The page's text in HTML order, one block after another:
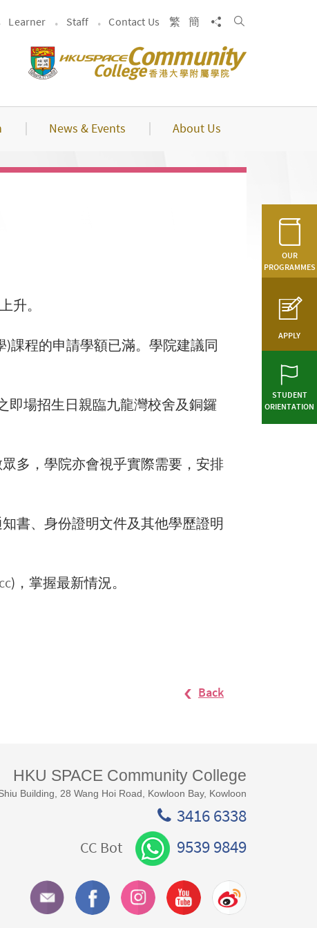
Learner Staff Contact Us 繁 簡 Share toSearch
News & Events About Us
OUR
PROGRAMMES
APPLY
STUDENT
ORIENTATION
升。
課程的申請學額已滿。學院建議同
即場招生日親臨九龍灣校舍及銅鑼
多，學院亦會視乎實際需要，安排
書、身份證明文件及其他學歷證明
)，掌握最新情況。
Back
HKU SPACE Community College
Building, 28 Wang Hoi Road, Kowloon Bay, Kowloon
3416 6338
CC Bot 9539 9849